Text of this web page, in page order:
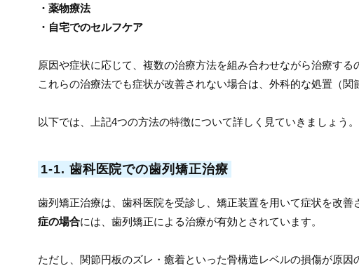
・薬物療法
・自宅でのセルフケア
原因や症状に応じて、複数の治療方法を組み合わせながら治療する
これらの治療法でも症状が改善されない場合は、外科的な処置（関
以下では、上記4つの方法の特徴について詳しく見ていきましょう。
1-1. 歯科医院での歯列矯正治療
歯列矯正治療は、歯科医院を受診し、矯正装置を用いて症状を改善
症の場合には、歯列矯正による治療が有効とされています。
ただし、関節円板のズレ・癒着といった骨構造レベルの損傷が原因